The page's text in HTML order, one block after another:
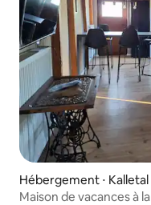
Hébergement ⋅ Kalletal
Maison de vacances à